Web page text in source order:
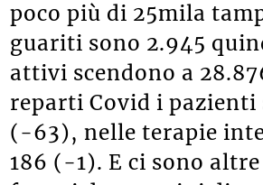
poco più di 25mila
guariti sono 2.945
attivi scendono a
reparti Covid i pazienti
(-63), nelle terapie
186 (-1). E ci sono